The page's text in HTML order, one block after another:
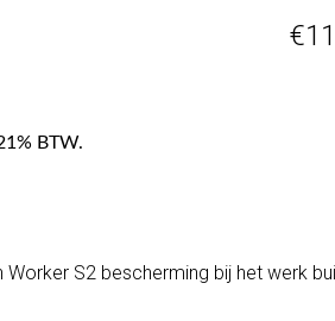
€
BTW.
S2 bescherming bij het werk